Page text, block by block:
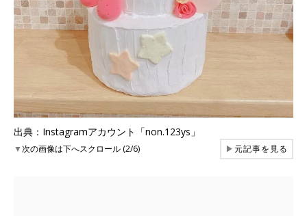
出典：Instagramアカウント「non.123ys」
▼次の画像は下へスクロール (2/6) ▶元記事を見る